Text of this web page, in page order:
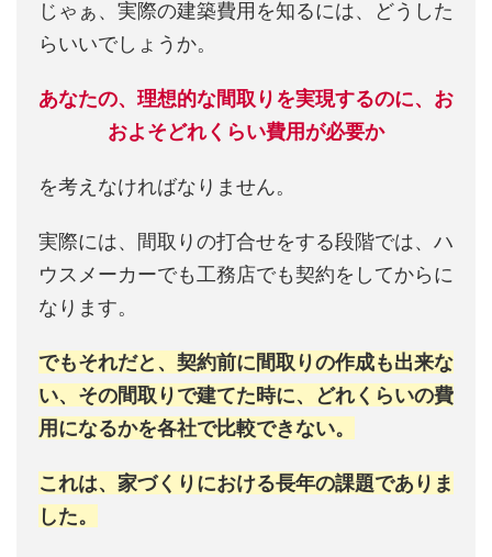
じゃぁ、実際の建築費用を知るには、どうした
らいいでしょうか。
あなたの、理想的な間取りを実現するのに、お
およそどれくらい費用が必要か
を考えなければなりません。
実際には、間取りの打合せをする段階では、ハ
ウスメーカーでも工務店でも契約をしてからに
なります。
でもそれだと、契約前に間取りの作成も出来な
い、その間取りで建てた時に、どれくらいの費
用になるかを各社で比較できない。
これは、家づくりにおける長年の課題でありま
した。